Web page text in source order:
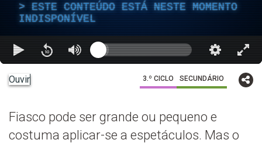
ESTE CONTEÚDO ESTÁ NESTE MOMENTO
INDISPONÍVEL
Ouvir 3.º CICLO SECUNDÁRIO
Fiasco pode ser grande ou pequeno e
costuma aplicar-se a espetáculos. Mas o